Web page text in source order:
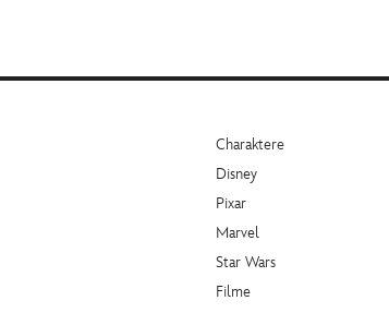
Charaktere
Disney
Pixar
Marvel
Star Wars
Filme